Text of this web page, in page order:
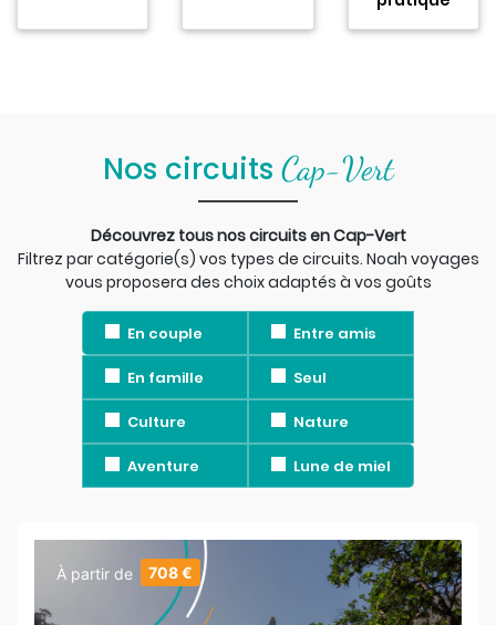
Nos circuits Cap-Vert
Découvrez tous nos circuits en Cap-Vert
Filtrez par catégorie(s) vos types de circuits. Noah voyages
vous proposera des choix adaptés à vos goûts
En couple Entre amis
En famille Seul
Culture Nature
Aventure Lune de miel
À partir de 708 €